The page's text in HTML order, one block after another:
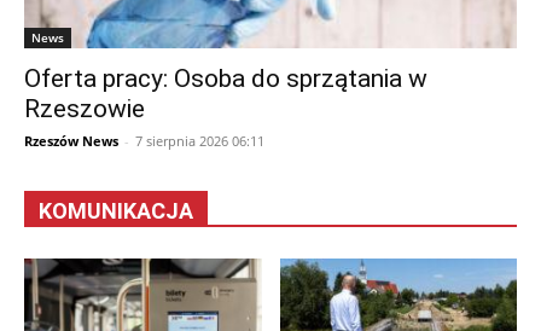
News
Oferta pracy: Osoba do sprzątania w
Rzeszowie
Rzeszów News - 7 sierpnia 2026 06:11
KOMUNIKACJA